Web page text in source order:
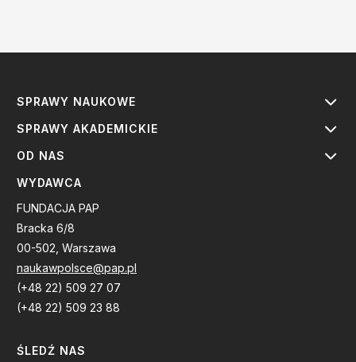
SPRAWY NAUKOWE
SPRAWY AKADEMICKIE
OD NAS
WYDAWCA
FUNDACJA PAP
Bracka 6/8
00-502, Warszawa
naukawpolsce@pap.pl
(+48 22) 509 27 07
(+48 22) 509 23 88
ŚLEDŹ NAS